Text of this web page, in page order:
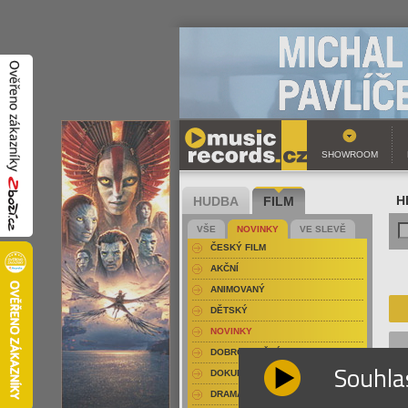
SHOWROOM
HUDBA FILM
VŠE NOVINKY
VE SLEVĚ
ČESKÝ FILM
AKČNÍ
ANIMOVANÝ
DĚTSKÝ
NOVINKY
DOBRODRUŽNÝ
DOKUMENT-PŘÍRODOPISNÝ
DRAMA